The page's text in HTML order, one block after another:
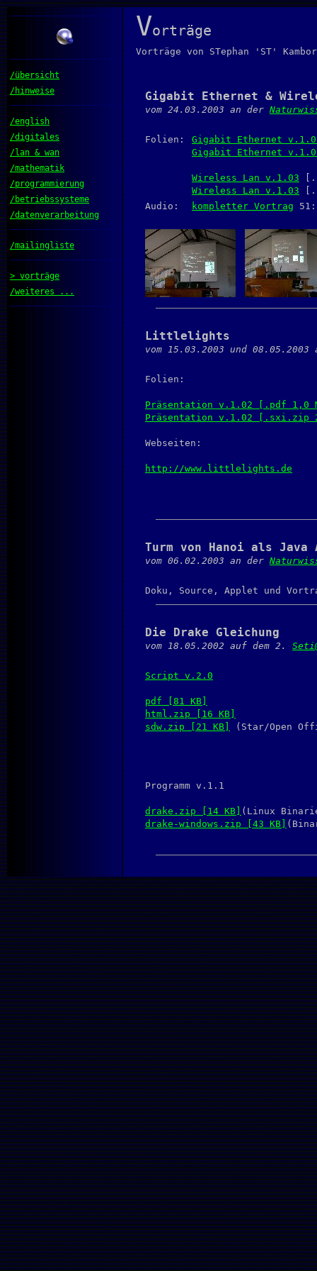
/übersicht
/hinweise
/english
/digitales
/lan & wan
/mathematik
/programmierung
/betriebssysteme
/datenverarbeitung
/mailingliste
> vorträge
/weiteres ...
Vorträge
Vorträge von STephan 'ST' Kambor
Gigabit Ethernet &
vom 24.03.2003 an der
Folien:
Gigabit Ethernet
Gigabit Ethernet
Wireless Lan v.1.03
Wireless Lan v.1.03
Audio:
kompletter Vortrag
Littlelights
vom 15.03.2003 und
Folien:
Präsentation v.1.02 [.pdf 1,0
Präsentation v.1.02 [.sxi.zip
Webseiten:
http://www.littlelights.de
Turm von Hanoi als Java
vom 06.02.2003 an der
Doku, Source, Applet und
Die Drake Gleichung
vom 18.05.2002 auf dem 2.
Script v.2.0
pdf [81 KB]
html.zip [16 KB]
sdw.zip [21 KB]
(Star/Open
Programm v.1.1
drake.zip [14 KB]
(Linux
drake-windows.zip [43 KB]